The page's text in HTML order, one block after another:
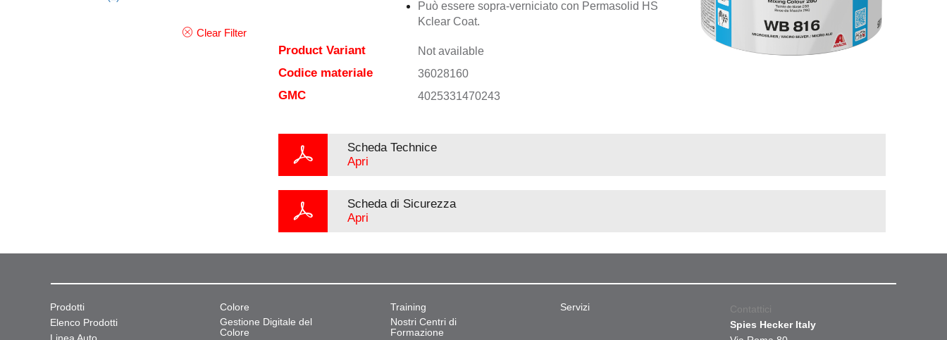
Clear Filter
Può essere sopra-verniciato con Permasolid HS
Kclear Coat.
Product Variant Not available
Codice materiale 36028160
GMC 4025331470243
Scheda Technice
Apri
Scheda di Sicurezza
Apri
Prodotti
Elenco Prodotti
Colore
Gestione Digitale del
Colore
Training
Nostri Centri di
Formazione
Servizi
Contattici
Spies Hecker Italy